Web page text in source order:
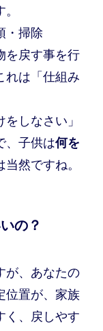
掃除
を戻す事を行
れは「仕組み
しなさい」
、子供は何を
当然ですね。
の？
が、あなたの
位置が、家族
く、戻しやす